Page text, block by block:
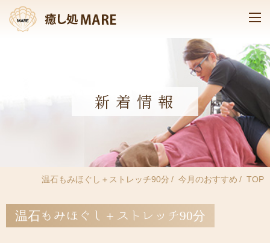
新着情報
TOP
今月のおすすめ
温石もみほぐし＋ストレッチ90分
温石もみほぐし＋ストレッチ90分